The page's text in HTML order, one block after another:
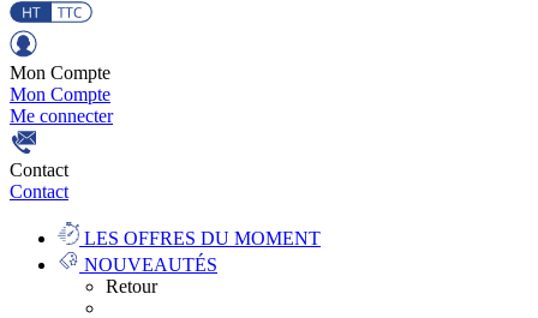
Mon Compte
Mon Compte
Me connecter
Contact
Contact
LES OFFRES DU MOMENT
NOUVEAUTÉS
Retour